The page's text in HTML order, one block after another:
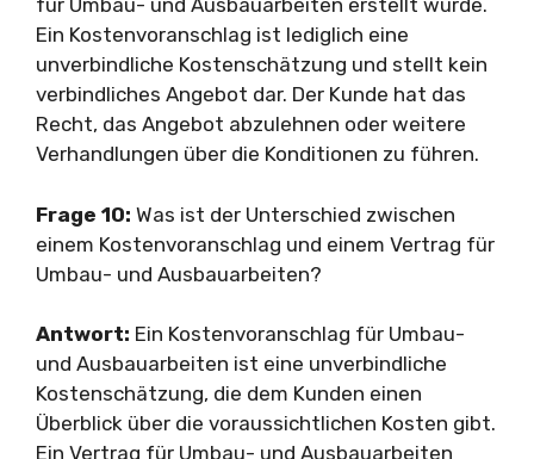
für Umbau- und Ausbauarbeiten erstellt wurde.
Ein Kostenvoranschlag ist lediglich eine
unverbindliche Kostenschätzung und stellt kein
verbindliches Angebot dar. Der Kunde hat das
Recht, das Angebot abzulehnen oder weitere
Verhandlungen über die Konditionen zu führen.
Frage 10: Was ist der Unterschied zwischen
einem Kostenvoranschlag und einem Vertrag für
Umbau- und Ausbauarbeiten?
Antwort: Ein Kostenvoranschlag für Umbau-
und Ausbauarbeiten ist eine unverbindliche
Kostenschätzung, die dem Kunden einen
Überblick über die voraussichtlichen Kosten gibt.
Ein Vertrag für Umbau- und Ausbauarbeiten